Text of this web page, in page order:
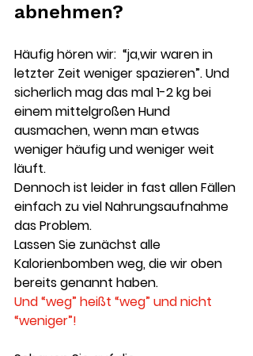
abnehmen?
Häufig hören wir:  “ja,wir waren in
letzter Zeit weniger spazieren”. Und
sicherlich mag das mal 1-2 kg bei
einem mittelgroßen Hund
ausmachen, wenn man etwas
weniger häufig und weniger weit
läuft.
Dennoch ist leider in fast allen Fällen
einfach zu viel Nahrungsaufnahme
das Problem.
Lassen Sie zunächst alle
Kalorienbomben weg, die wir oben
bereits genannt haben.
Und “weg” heißt “weg” und nicht
“weniger”!